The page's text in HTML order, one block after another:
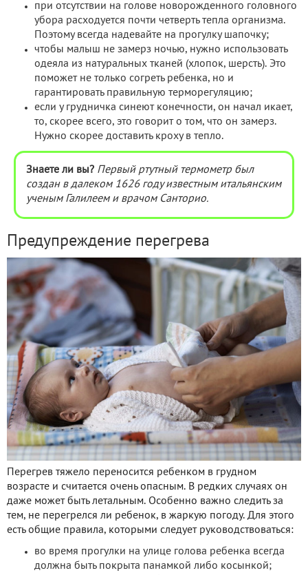
при отсутствии на голове новорожденного головного
убора расходуется почти четверть тепла организма.
Поэтому всегда надевайте на прогулку шапочку;
чтобы малыш не замерз ночью, нужно использовать
одеяла из натуральных тканей (хлопок, шерсть). Это
поможет не только согреть ребенка, но и
гарантировать правильную терморегуляцию;
если у грудничка синеют конечности, он начал икает,
то, скорее всего, это говорит о том, что он замерз.
Нужно скорее доставить кроху в тепло.
Знаете ли вы? Первый ртутный термометр был
создан в далеком 1626 году известным итальянским
ученым Галилеем и врачом Санторио.
Предупреждение перегрева
Перегрев тяжело переносится ребенком в грудном
возрасте и считается очень опасным. В редких случаях он
даже может быть летальным. Особенно важно следить за
тем, не перегрелся ли ребенок, в жаркую погоду. Для этого
есть общие правила, которыми следует руководствоваться:
во время прогулки на улице голова ребенка всегда
должна быть покрыта панамкой либо косынкой;